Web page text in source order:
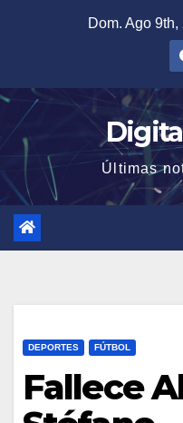
Dom. Ago 9th,
Últimas
DEPORTES FÚTBOL
Fallece